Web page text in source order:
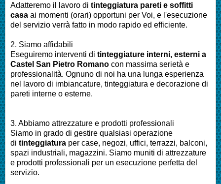
Adatteremo il lavoro di tinteggiatura pareti e soffitti
casa ai momenti (orari) opportuni per Voi, e l'esecuzione
del servizio verrà fatto in modo rapido ed efficiente.
2. Siamo affidabili
Eseguiremo interventi di tinteggiature interni, esterni a
Castel San Pietro Romano con massima serietà e
professionalità. Ognuno di noi ha una lunga esperienza
nel lavoro di imbiancature, tinteggiatura e decorazione di
pareti interne o esterne.
3. Abbiamo attrezzature e prodotti professionali
Siamo in grado di gestire qualsiasi operazione
di tinteggiatura per case, negozi, uffici, terrazzi, balconi,
spazi industriali, magazzini. Siamo muniti di attrezzature
e prodotti professionali per un esecuzione perfetta del
servizio.